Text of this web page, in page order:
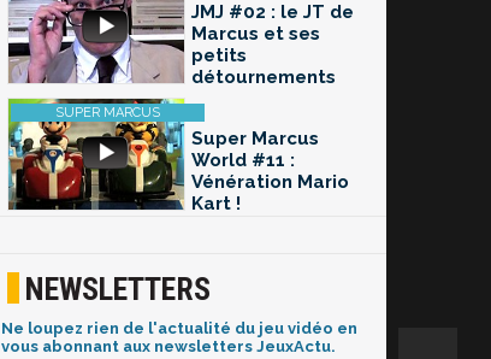
JMJ #02 : le JT de
Marcus et ses
petits
détournements
Super Marcus
World #11 :
Vénération Mario
Kart !
NEWSLETTERS
Ne loupez rien de l'actualité du jeu vidéo en
vous abonnant aux newsletters JeuxActu.